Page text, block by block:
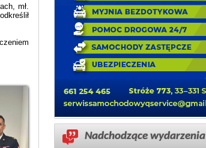
mł.
Nadchodzące wydarzenia